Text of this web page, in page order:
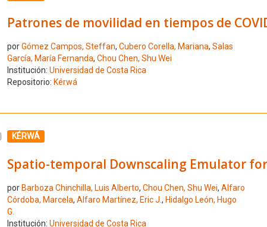
Patrones de movilidad en tiempos de
porGómez Campos, Steffan, Cubero Corella, Mariana, Salas
García, María Fernanda, Chou Chen, Shu Wei
Institución: Universidad de Costa Rica
Repositorio: Kérwá
Seleccione el número de resultado 13
KÉRWÁ
Spatio-temporal Downscaling Emulator
por Barboza Chinchilla, Luis Alberto, Chou Chen, Shu Wei, Alfaro
Córdoba, Marcela, Alfaro Martínez, Eric J., Hidalgo León, Hugo
G.
Institución: Universidad de Costa Rica